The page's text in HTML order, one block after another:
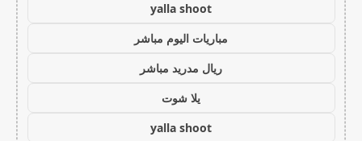
yalla shoot
مباريات اليوم مباشر
ريال مدريد مباشر
يلا شوت
yalla shoot